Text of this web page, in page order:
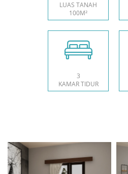
LUAS TANAH
100M²
3
KAMAR TIDUR